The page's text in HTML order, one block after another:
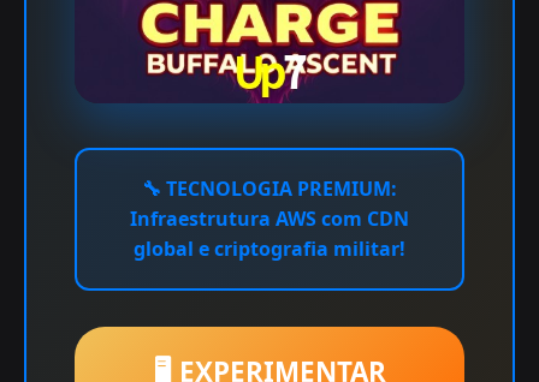
🔧 TECNOLOGIA PREMIUM:
Infraestrutura AWS com CDN
global e criptografia militar!
🖥️ EXPERIMENTAR